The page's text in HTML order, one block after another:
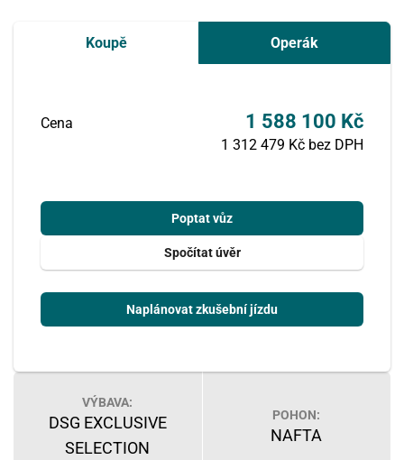
Koupě Operák
Cena 1 588 100 Kč
1 312 479 Kč bez DPH
Poptat vůz
Spočítat úvěr
Naplánovat zkušební jízdu
VÝBAVA:
DSG EXCLUSIVE
SELECTION
POHON:
NAFTA